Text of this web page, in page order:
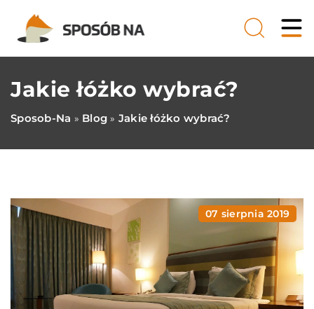
Jakie łóżko wybrać?
Sposob-Na » Blog » Jakie łóżko wybrać?
07 sierpnia 2019